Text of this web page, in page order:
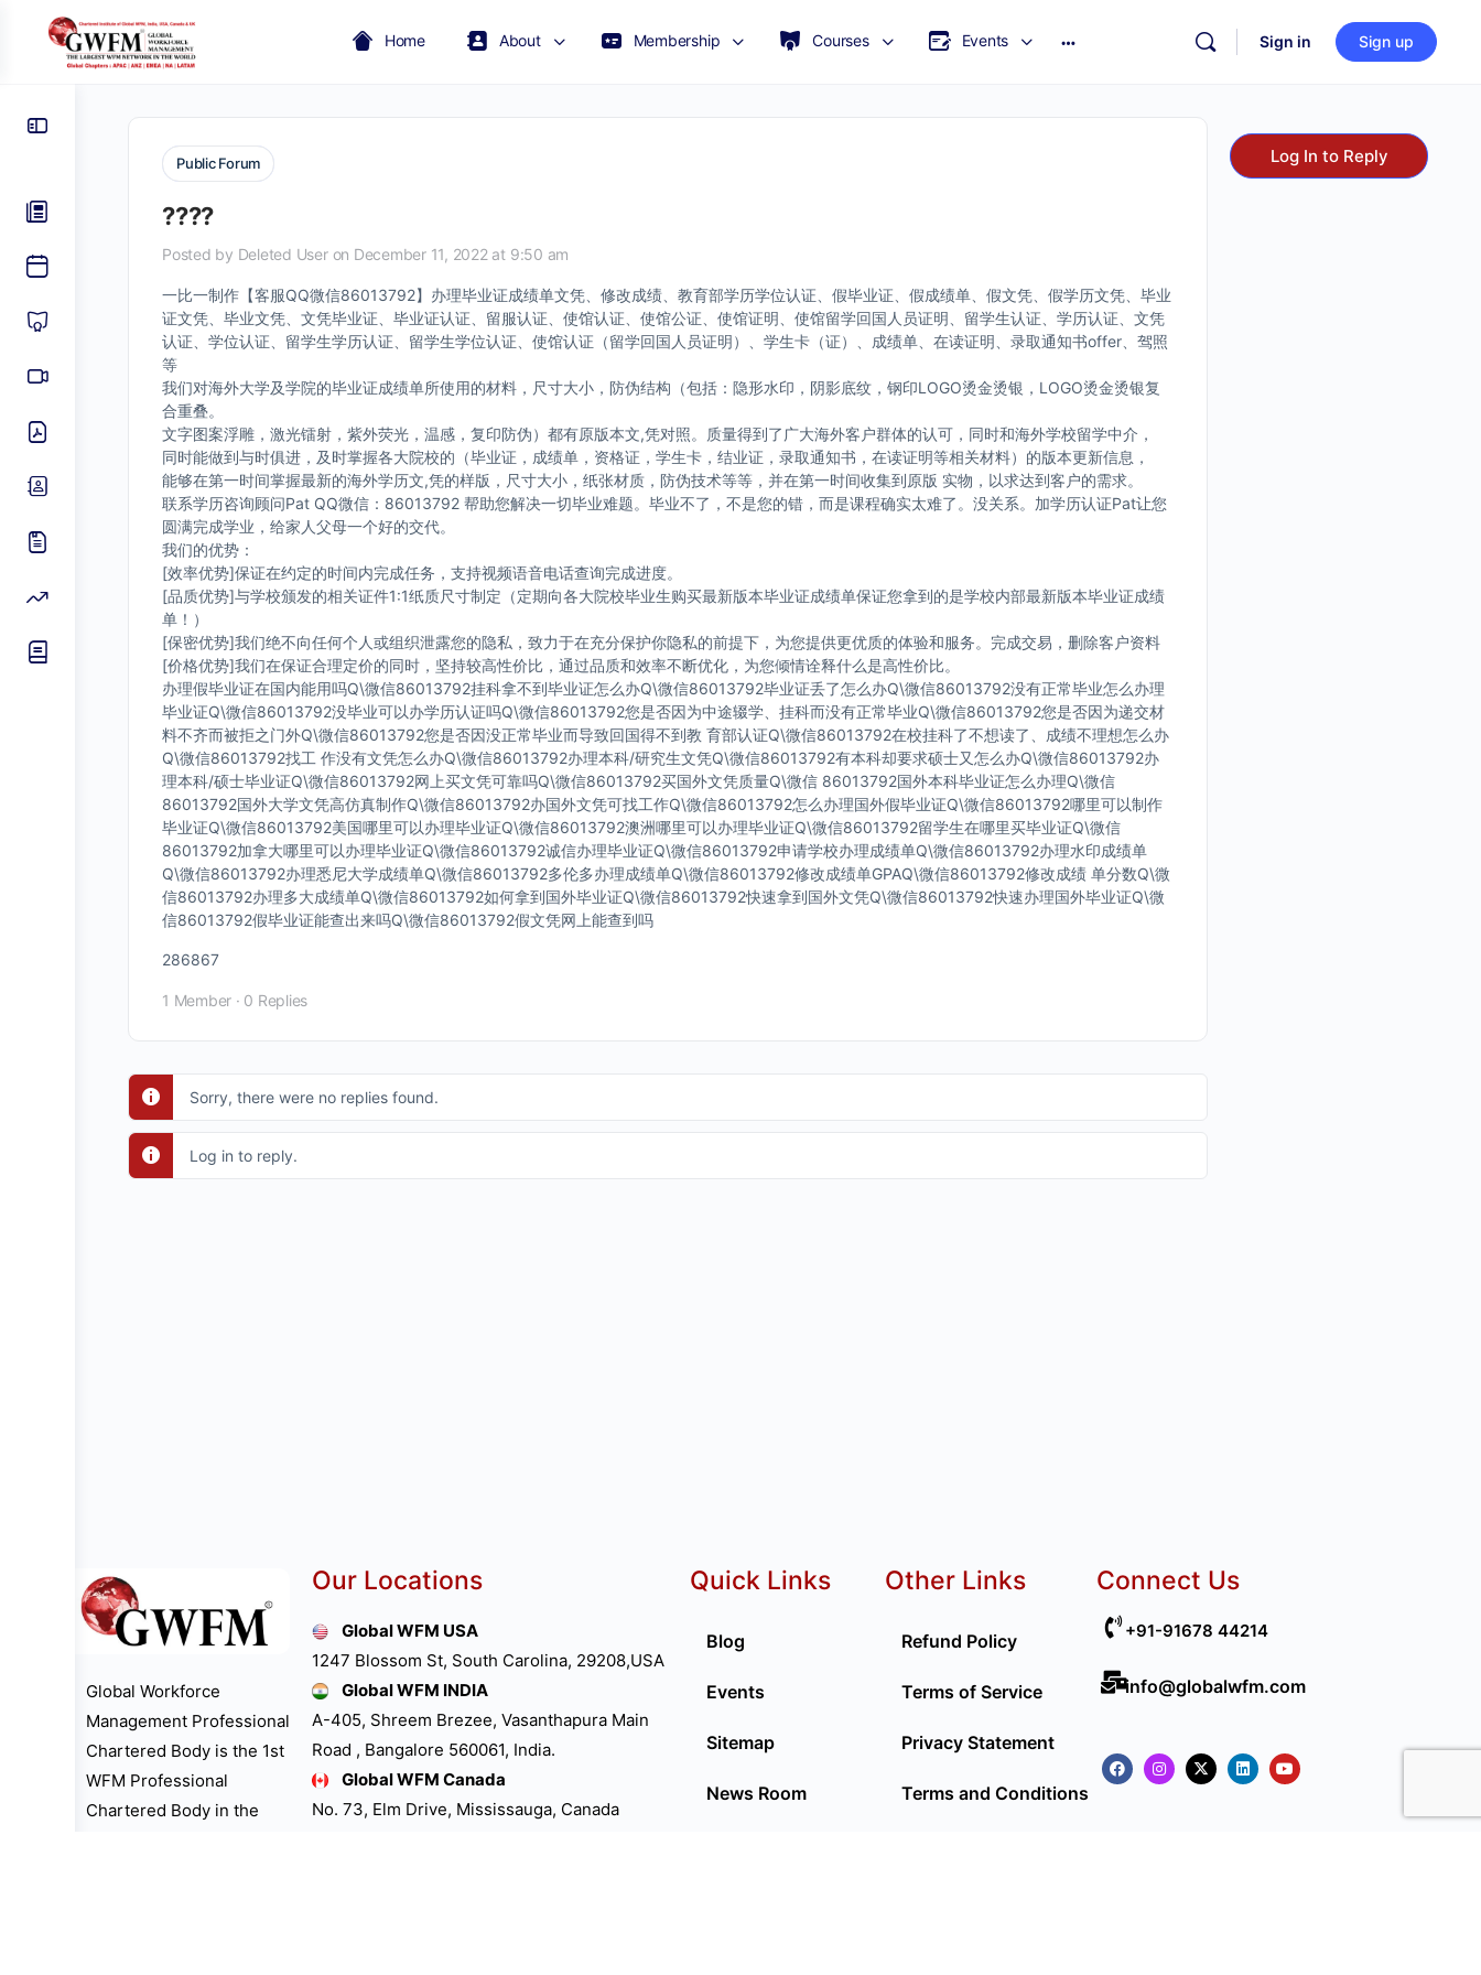
Home About Membership Courses Events Sign in Sign up
Public Forum
????
Posted by Deleted User on December 11, 2022 at 9:50 am
一比一制作【客服QQ微信86013792】办理毕业证成绩单文凭、修改成绩、教育部学历学位认证、假毕业证、假成绩单、假文凭、假学历文凭、毕业
证文凭、毕业文凭、文凭毕业证、毕业证认证、留服认证、使馆认证、使馆公证、使馆证明、使馆留学回国人员证明、留学生认证、学历认证、文凭
认证、学位认证、留学生学历认证、留学生学位认证、使馆认证（留学回国人员证明）、学生卡（证）、成绩单、在读证明、录取通知书offer、驾照
等
我们对海外大学及学院的毕业证成绩单所使用的材料，尺寸大小，防伪结构（包括：隐形水印，阴影底纹，钢印LOGO烫金烫银，LOGO烫金烫银复
合重叠。
文字图案浮雕，激光镭射，紫外荧光，温感，复印防伪）都有原版本文,凭对照。质量得到了广大海外客户群体的认可，同时和海外学校留学中介，
同时能做到与时俱进，及时掌握各大院校的（毕业证，成绩单，资格证，学生卡，结业证，录取通知书，在读证明等相关材料）的版本更新信息，
能够在第一时间掌握最新的海外学历文,凭的样版，尺寸大小，纸张材质，防伪技术等等，并在第一时间收集到原版 实物，以求达到客户的需求。
联系学历咨询顾问Pat QQ微信：86013792 帮助您解决一切毕业难题。毕业不了，不是您的错，而是课程确实太难了。没关系。加学历认证Pat让您
圆满完成学业，给家人父母一个好的交代。
我们的优势：
[效率优势]保证在约定的时间内完成任务，支持视频语音电话查询完成进度。
[品质优势]与学校颁发的相关证件1:1纸质尺寸制定（定期向各大院校毕业生购买最新版本毕业证成绩单保证您拿到的是学校内部最新版本毕业证成绩
单！）
[保密优势]我们绝不向任何个人或组织泄露您的隐私，致力于在充分保护你隐私的前提下，为您提供更优质的体验和服务。完成交易，删除客户资料
[价格优势]我们在保证合理定价的同时，坚持较高性价比，通过品质和效率不断优化，为您倾情诠释什么是高性价比。
办理假毕业证在国内能用吗Q\微信86013792挂科拿不到毕业证怎么办Q\微信86013792毕业证丢了怎么办Q\微信86013792没有正常毕业怎么办理
毕业证Q\微信86013792没毕业可以办学历认证吗Q\微信86013792您是否因为中途辍学、挂科而没有正常毕业Q\微信86013792您是否因为递交材
料不齐而被拒之门外Q\微信86013792您是否因没正常毕业而导致回国得不到教 育部认证Q\微信86013792在校挂科了不想读了、成绩不理想怎么办
Q\微信86013792找工 作没有文凭怎么办Q\微信86013792办理本科/研究生文凭Q\微信86013792有本科却要求硕士又怎么办Q\微信86013792办
理本科/硕士毕业证Q\微信86013792网上买文凭可靠吗Q\微信86013792买国外文凭质量Q\微信 86013792国外本科毕业证怎么办理Q\微信
86013792国外大学文凭高仿真制作Q\微信86013792办国外文凭可找工作Q\微信86013792怎么办理国外假毕业证Q\微信86013792哪里可以制作
毕业证Q\微信86013792美国哪里可以办理毕业证Q\微信86013792澳洲哪里可以办理毕业证Q\微信86013792留学生在哪里买毕业证Q\微信
86013792加拿大哪里可以办理毕业证Q\微信86013792诚信办理毕业证Q\微信86013792申请学校办理成绩单Q\微信86013792办理水印成绩单
Q\微信86013792办理悉尼大学成绩单Q\微信86013792多伦多办理成绩单Q\微信86013792修改成绩单GPAQ\微信86013792修改成绩 单分数Q\微
信86013792办理多大成绩单Q\微信86013792如何拿到国外毕业证Q\微信86013792快速拿到国外文凭Q\微信86013792快速办理国外毕业证Q\微
信86013792假毕业证能查出来吗Q\微信86013792假文凭网上能查到吗
286867
1 Member · 0 Replies
Sorry, there were no replies found.
Log in to reply.
Log In to Reply
Global Workforce
Management Professional
Chartered Body is the 1st
WFM Professional
Chartered Body in the
Our Locations
Global WFM USA
1247 Blossom St, South Carolina, 29208,USA
Global WFM INDIA
A-405, Shreem Brezee, Vasanthapura Main
Road , Bangalore 560061, India.
Global WFM Canada
No. 73, Elm Drive, Mississauga, Canada
Quick Links
Blog
Events
Sitemap
News Room
Other Links
Refund Policy
Terms of Service
Privacy Statement
Terms and Conditions
Connect Us
+91-91678 44214
info@globalwfm.com